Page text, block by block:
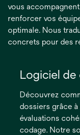
vous
renforcer vos
optimale. Nous
concrets pour des
Logiciel de
Découvrez
dossiers grâce
évaluations
codage. Notre